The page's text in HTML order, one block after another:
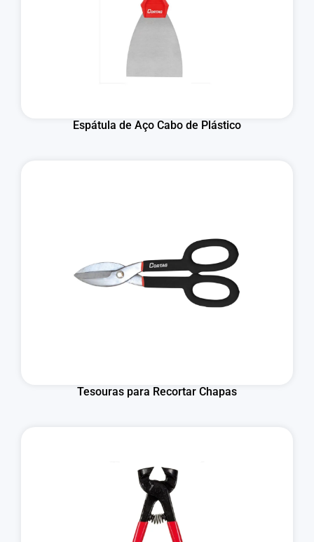
Espátula de Aço Cabo de Plástico
Tesouras para Recortar Chapas